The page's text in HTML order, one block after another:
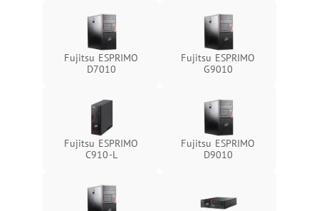
Fujitsu ESPRIMO
D7010
Fujitsu ESPRIMO
G9010
Fujitsu ESPRIMO
C910-L
Fujitsu ESPRIMO
D9010